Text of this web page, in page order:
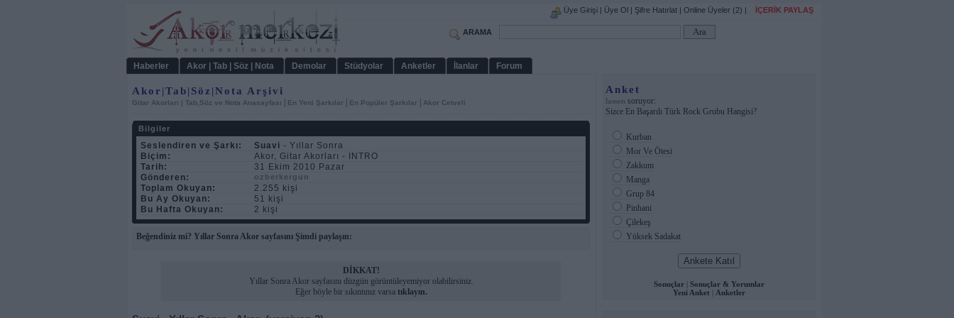
Üye Girişi | Üye Ol | Şifre Hatırlat | Online Üyeler (2) | İÇERİK PAYLAŞ
ARAMA
Haberler Akor | Tab | Söz | Nota Demolar Stüdyolar Anketler İlanlar Forum
Akor|Tab|Söz|Nota Arşivi
Gitar Akorları | Tab,Söz ve Nota Anasayfası En Yeni Şarkılar En Popüler Şarkılar Akor Cetveli
Bilgiler
Seslendiren ve Şarkı: Suavi - Yıllar Sonra
Biçim:
Akor, Gitar Akorları - INTRO
Tarih:
31 Ekim 2010 Pazar
Gönderen:
ozberkergun
Toplam Okuyan:
2.255 kişi
Bu Ay Okuyan:
51 kişi
Bu Hafta Okuyan:
2 kişi
Beğendiniz mi? Yıllar Sonra Akor sayfasını Şimdi paylaşın:
DİKKAT!
Yıllar Sonra Akor sayfasını düzgün görüntüleyemiyor olabilirsiniz.
Eğer böyle bir sıkıntınız varsa tıklayın.
Anket
lassen soruyor:
Sizce En Başarılı Türk Rock Grubu Hangisi?
Kurban
Mor Ve Ötesi
Zakkum
Manga
Grup 84
Pinhani
Çilekeş
Yüksek Sadakat
Sonuçlar
Sonuçlar & Yorumlar
Yeni Anket
Anketler